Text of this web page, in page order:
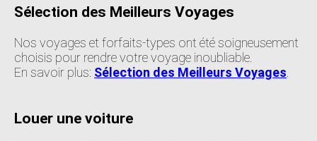
Sélection des Meilleurs Voyages
Nos voyages et forfaits-types ont été soigneusement
choisis pour rendre votre voyage inoubliable.
En savoir plus: Sélection des Meilleurs Voyages.
Louer une voiture